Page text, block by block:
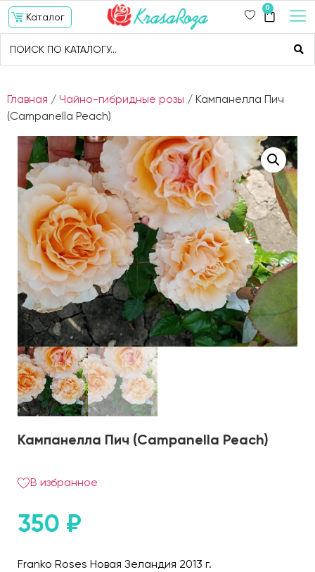
Каталог
0
Главная / Чайно-гибридные розы / Кампанелла Пич
(Campanella Peach)
Кампанелла Пич (Campanella Peach)
В избранное
350 ₽
Franko Roses Новая Зеландия 2013 г.